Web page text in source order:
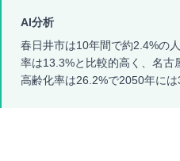
AI分析
春日井市は10年間で約2.4%の
率は13.3%と比較的高く、名古
高齢化率は26.2%で2050年に